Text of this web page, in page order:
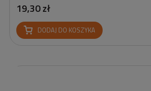
19,30 zł
DODAJ DO KOSZYKA